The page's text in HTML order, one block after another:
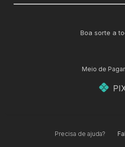
Boa sorte a
Meio de
Precisa de ajuda?